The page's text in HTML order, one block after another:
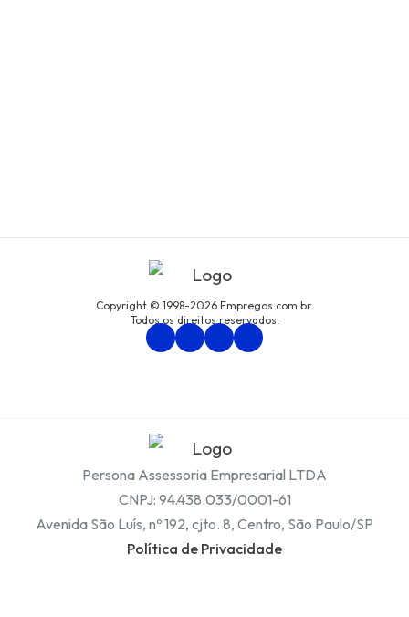
Copyright © 1998-2026 Empregos.com.br.
Todos os direitos reservados.
Persona Assessoria Empresarial LTDA
CNPJ: 94.438.033/0001-61
Avenida São Luís, nº 192, cjto. 8, Centro, São Paulo/SP
Política de Privacidade